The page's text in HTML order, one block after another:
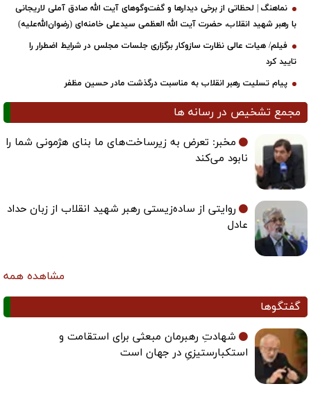
نماهنگ | لحظاتی از برخی دیدارها و گفت‌وگوهای آیت ‌الله صادق آملی لاریجانی
با رهبر شهید انقلاب، حضرت آیت‌ الله العظمی سیدعلی خامنه‌ای (رضوان‌الله‌علیه)
فیلم/ هیات عالی نظارت سازوکار برگزاری جلسات مجلس در شرایط اضطرار را
تایید کرد
پیام تسلیت رهبر انقلاب به مناسبت درگذشت مادر حسین مظفر
مجمع تشخیص در رسانه ها
مخبر: تعرض به زیرساخت‌های ما بنای هژمونی شما را
نابود می‌کند
روایتی از ساده‌زیستی رهبر شهید انقلاب از زبان حداد
عادل
مشاهده همه
گفتگوها
شهادتِ رهبرمان مبعثی برای استقامت و
استکبارستیزیِ در جهان است